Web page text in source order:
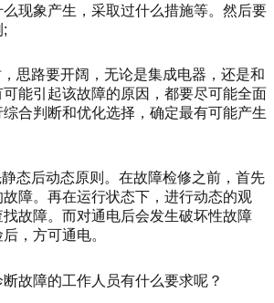
现象产生，采取过什么措施等。然后要
;
思路要开阔，无论是集成电器，还是和
能引起该故障的原因，都要尽可能全面
合判断和优化选择，确定最有可能产生
态后动态原则。在故障检修之前，首先
障。再在运行状态下，进行动态的观
故障。而对通电后会发生破坏性故障
，方可通电。
故障的工作人员有什么要求呢？